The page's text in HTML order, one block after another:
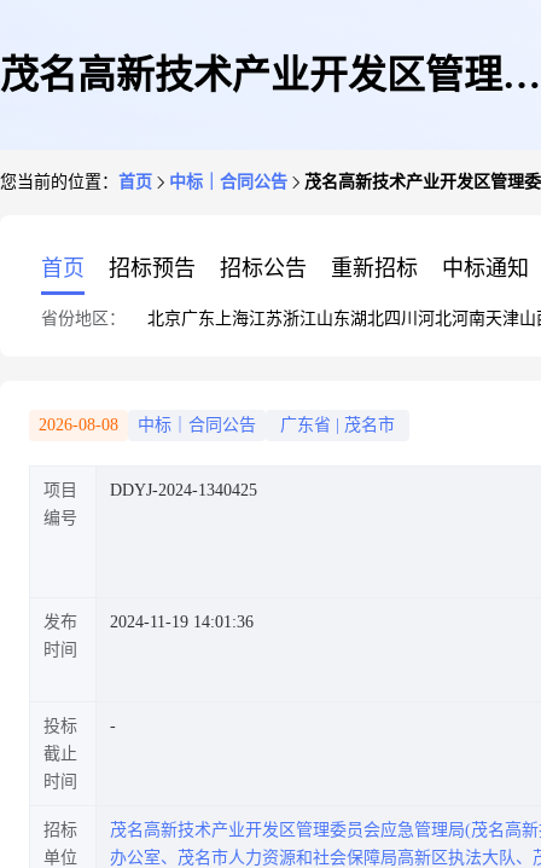
茂名高新技术产业开发区管理委
您当前的位置： 首页 中标｜合同公告 茂名高新技术产业开发区管理
首页 招标预告 招标公告 重新招标 中标通知
省份地区： 北京广东 上海江苏浙江山东湖北四川 河北河南天津山
2026-08-08 中标｜合同公告 广东省 茂名市
项目
编号
DDYJ-2024-1340425
发布
时间
2024-11-19 14:01:36
投标
截止
时间
招标
单位
茂名高新技术产业开发区管理委员会应急管理局(茂名高
办公室、茂名市人力资源和社会保障局高新区执法大队